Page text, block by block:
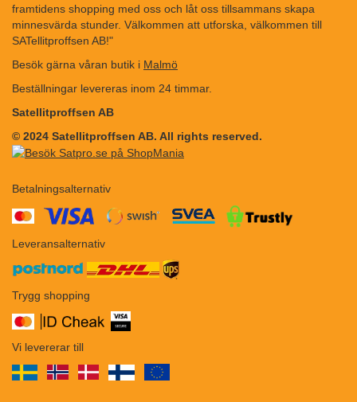
framtidens shopping med oss och låt oss tillsammans skapa
minnesvärda stunder. Välkommen att utforska, välkommen till
SATellitproffsen AB!"
Besök gärna våran butik i Malmö
Beställningar levereras inom 24 timmar.
Satellitproffsen AB
© 2024 Satellitproffsen AB. All rights reserved.
Betalningsalternativ
Leveransalternativ
Trygg shopping
Vi levererar till